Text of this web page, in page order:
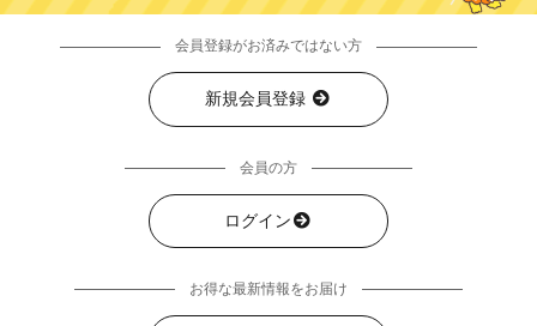
会員登録がお済みではない方
新規会員登録
会員の方
ログイン
お得な最新情報をお届け